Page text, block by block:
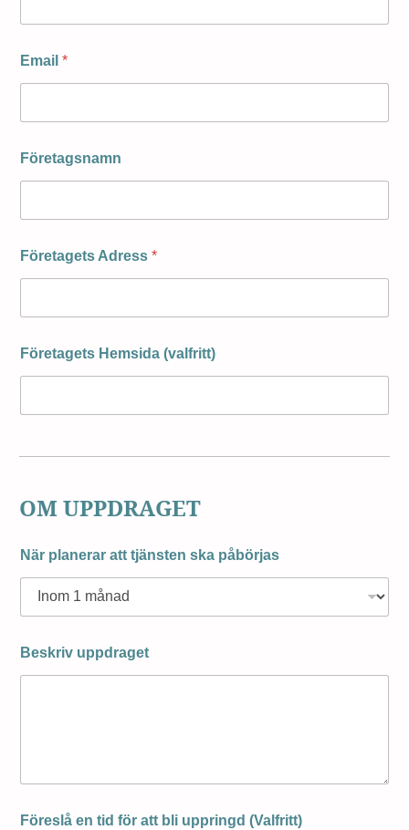
Email *
Företagsnamn
Företagets Adress *
Företagets Hemsida (valfritt)
OM UPPDRAGET
När planerar att tjänsten ska påbörjas
Beskriv uppdraget
Föreslå en tid för att bli uppringd (Valfritt)